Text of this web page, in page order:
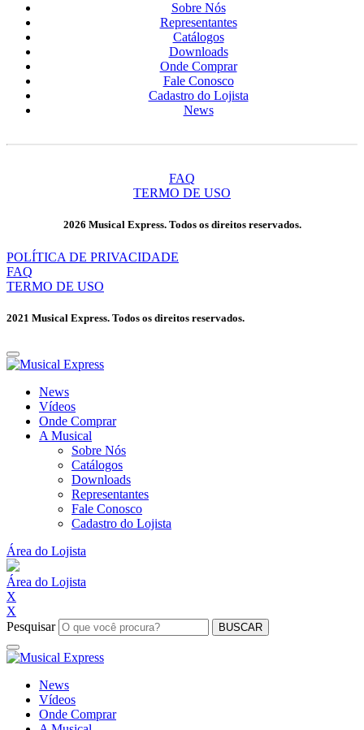
Sobre Nós
Representantes
Catálogos
Downloads
Onde Comprar
Fale Conosco
Cadastro do Lojista
News
FAQ
TERMO DE USO
2026 Musical Express. Todos os direitos reservados.
POLÍTICA DE PRIVACIDADE
FAQ
TERMO DE USO
2021 Musical Express. Todos os direitos reservados.
News
Vídeos
Onde Comprar
A Musical
Sobre Nós
Catálogos
Downloads
Representantes
Fale Conosco
Cadastro do Lojista
Área do Lojista
Área do Lojista
X
X
Pesquisar
BUSCAR
News
Vídeos
Onde Comprar